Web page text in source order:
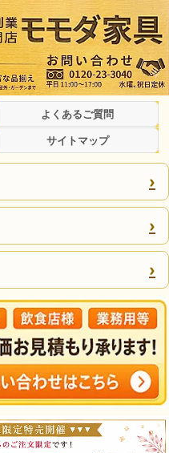
よくあるご質問
サイトマップ
›
›
›